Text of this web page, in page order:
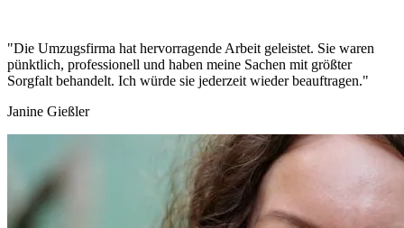
"Die Umzugsfirma hat hervorragende Arbeit geleistet. Sie waren
pünktlich, professionell und haben meine Sachen mit größter
Sorgfalt behandelt. Ich würde sie jederzeit wieder beauftragen."
Janine Gießler